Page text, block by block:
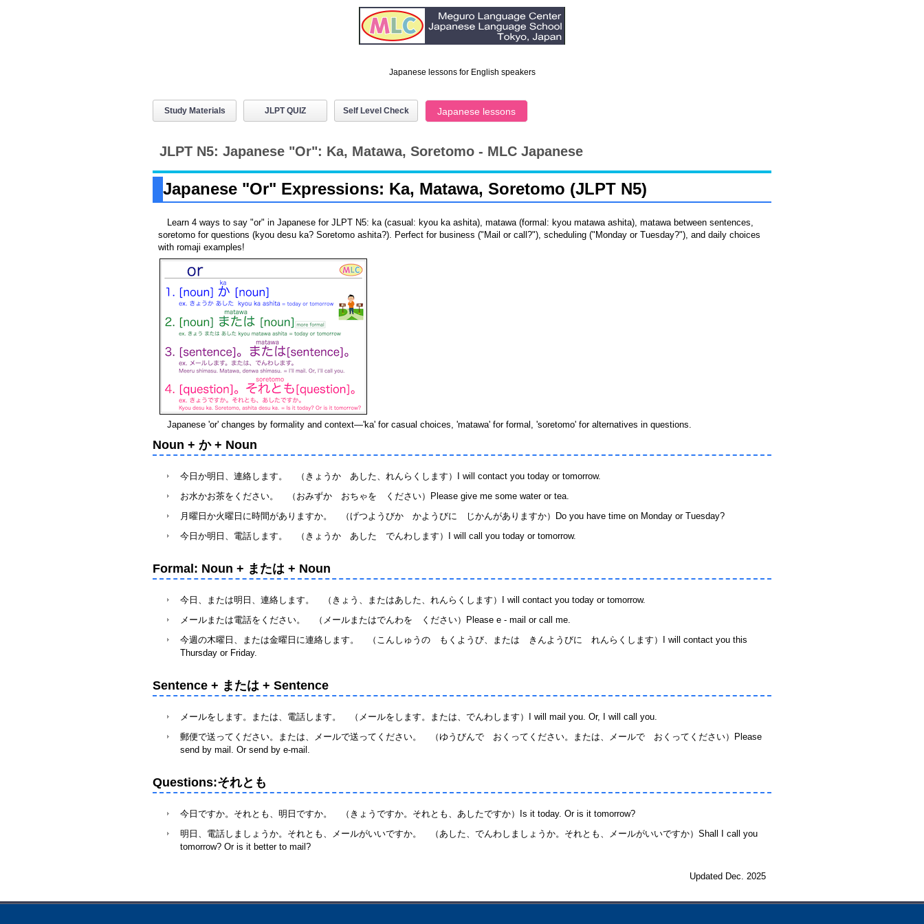
Japanese lessons for English speakers
Study Materials JLPT QUIZ Self Level Check Japanese lessons
JLPT N5: Japanese "Or": Ka, Matawa, Soretomo - MLC Japanese
Japanese "Or" Expressions: Ka, Matawa, Soretomo (JLPT N5)
Learn 4 ways to say "or" in Japanese for JLPT N5: ka (casual: kyou ka ashita), matawa (formal: kyou matawa ashita), matawa between sentences,
soretomo for questions (kyou desu ka? Soretomo ashita?). Perfect for business ("Mail or call?"), scheduling ("Monday or Tuesday?"), and daily choices
with romaji examples!
Japanese 'or' changes by formality and context—'ka' for casual choices, 'matawa' for formal, 'soretomo' for alternatives in questions.
Noun + か + Noun
今日か明日、連絡します。 （きょうか あした、れんらくします）I will contact you today or tomorrow.
お水かお茶をください。 （おみずか おちゃを ください）Please give me some water or tea.
月曜日か火曜日に時間がありますか。 （げつようびか かようびに じかんがありますか）Do you have time on Monday or Tuesday?
今日か明日、電話します。 （きょうか あした でんわします）I will call you today or tomorrow.
Formal: Noun + または + Noun
今日、または明日、連絡します。 （きょう、またはあした、れんらくします）I will contact you today or tomorrow.
メールまたは電話をください。 （メールまたはでんわを ください）Please e - mail or call me.
今週の木曜日、または金曜日に連絡します。 （こんしゅうの もくようび、または きんようびに れんらくします）I will contact you this
Thursday or Friday.
Sentence + または + Sentence
メールをします。または、電話します。 （メールをします。または、でんわします）I will mail you. Or, I will call you.
郵便で送ってください。または、メールで送ってください。 （ゆうびんで おくってください。または、メールで おくってください）Please
send by mail. Or send by e-mail.
Questions:それとも
今日ですか。それとも、明日ですか。 （きょうですか。それとも、あしたですか）Is it today. Or is it tomorrow?
明日、電話しましょうか。それとも、メールがいいですか。 （あした、でんわしましょうか。それとも、メールがいいですか）Shall I call you
tomorrow? Or is it better to mail?
Updated Dec. 2025